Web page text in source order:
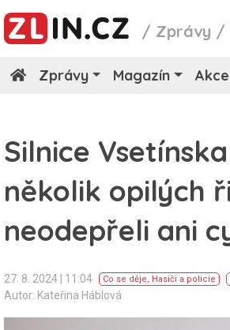
/ Zprávy /
Zprávy Magazín Akce
Silnice
několik opilých
neodepřeli ani
27. 8. 2024 | 11:04 Co se děje, Hasiči a policie
Autor: Kateřina Háblová